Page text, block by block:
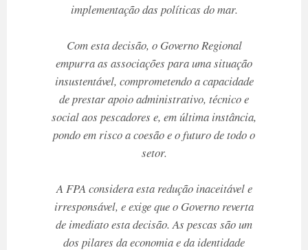
implementação das políticas do mar.
Com esta decisão, o Governo Regional
empurra as associações para uma situação
insustentável, comprometendo a capacidade
de prestar apoio administrativo, técnico e
social aos pescadores e, em última instância,
pondo em risco a coesão e o futuro de todo o
setor.
A FPA considera esta redução inaceitável e
irresponsável, e exige que o Governo reverta
de imediato esta decisão. As pescas são um
dos pilares da economia e da identidade